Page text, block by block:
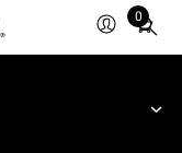
0
Total
items
cart: